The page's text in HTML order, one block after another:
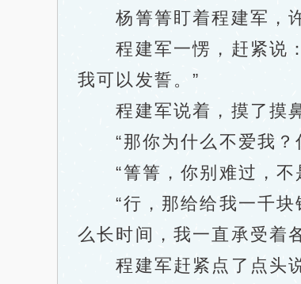
杨箐箐盯着程建军，许
程建军一愣，赶紧说：
我可以发誓。”
程建军说着，摸了摸鼻
“那你为什么不爱我？
“箐箐，你别难过，不
“行，那给给我一千块
么长时间，我一直承受着
程建军赶紧点了点头说